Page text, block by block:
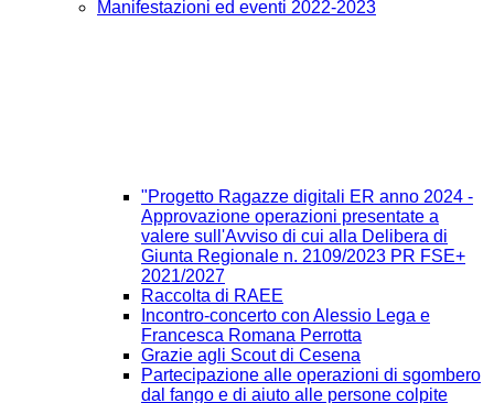
Manifestazioni ed eventi 2022-2023
"Progetto Ragazze digitali ER anno 2024 -
Approvazione operazioni presentate a
valere sull'Avviso di cui alla Delibera di
Giunta Regionale n. 2109/2023 PR FSE+
2021/2027
Raccolta di RAEE
Incontro-concerto con Alessio Lega e
Francesca Romana Perrotta
Grazie agli Scout di Cesena
Partecipazione alle operazioni di sgombero
dal fango e di aiuto alle persone colpite